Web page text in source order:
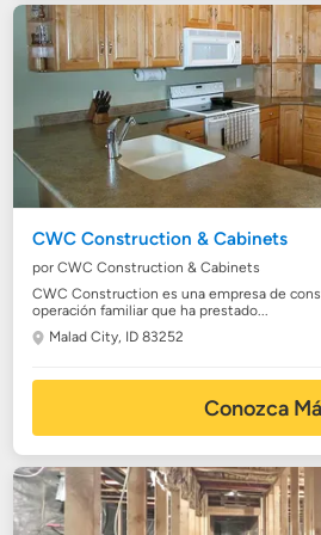
CWC Construction & Cabinets
por CWC Construction & Cabinets
CWC Construction es una empresa de
operación familiar que ha prestado...
Malad City, ID 83252
Conozca